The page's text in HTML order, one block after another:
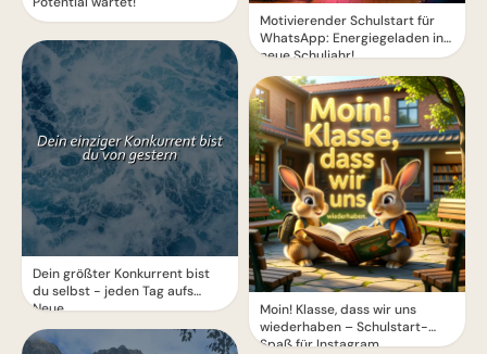
Dein größter Konkurrent bist
du selbst - jeden Tag aufs
Neue
Motivierender Schulstart für
WhatsApp: Energiegeladen ins
neue Schuljahr!
Moin! Klasse, dass wir uns
wiederhaben – Schulstart-
Spaß für Instagram